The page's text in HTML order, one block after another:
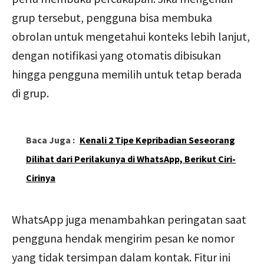
grup tersebut, pengguna bisa membuka
obrolan untuk mengetahui konteks lebih lanjut,
dengan notifikasi yang otomatis dibisukan
hingga pengguna memilih untuk tetap berada
di grup.
Baca Juga : Kenali 2 Tipe Kepribadian Seseorang
Dilihat dari Perilakunya di WhatsApp, Berikut Ciri-
Cirinya
WhatsApp juga menambahkan peringatan saat
pengguna hendak mengirim pesan ke nomor
yang tidak tersimpan dalam kontak. Fitur ini